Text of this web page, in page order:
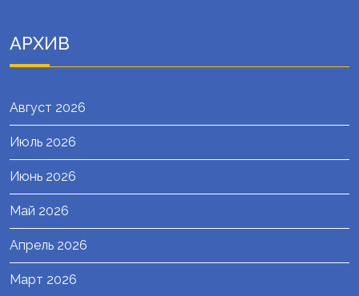
АРХИВ
Август 2026
Июль 2026
Июнь 2026
Май 2026
Апрель 2026
Март 2026